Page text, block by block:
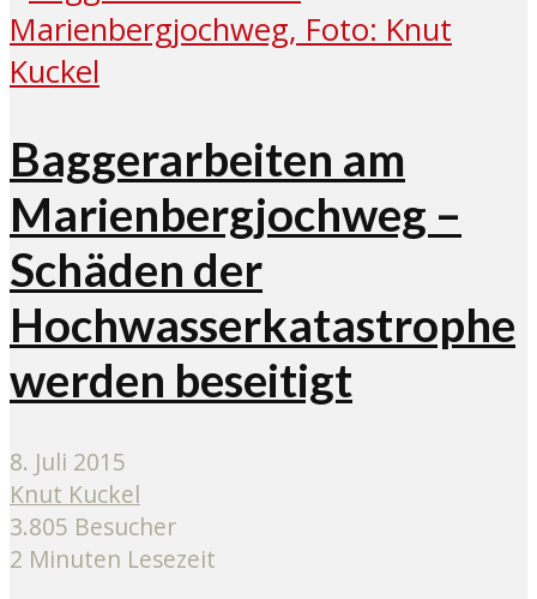
Baggerarbeiten am
Marienbergjochweg –
Schäden der
Hochwasserkatastrophe
werden beseitigt
8. Juli 2015
Knut Kuckel
3.805 Besucher
2 Minuten Lesezeit